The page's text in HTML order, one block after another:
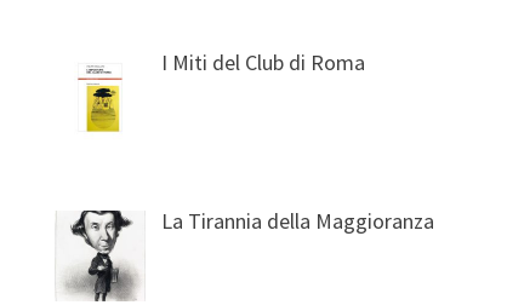
I Miti del Club di Roma
La Tirannia della Maggioranza